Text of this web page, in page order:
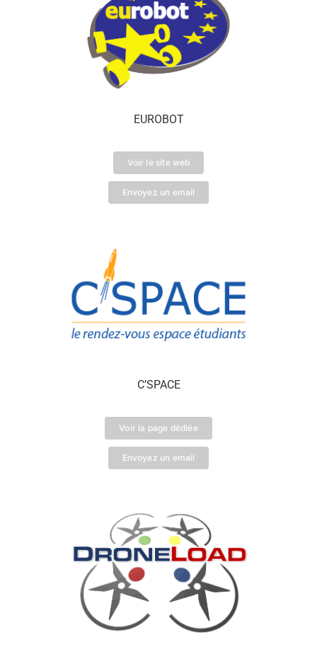
EUROBOT
Voir le site web
Envoyez un email
C’SPACE
Voir la page dédiée
Envoyez un email